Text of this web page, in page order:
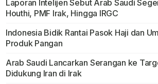
Laporan Intelijen Sebut Arab Saudi
Houthi, PMF Irak, Hingga IRGC
Indonesia Bidik Rantai Pasok Haji dan
Produk Pangan
Arab Saudi Lancarkan Serangan ke
Didukung Iran di Irak